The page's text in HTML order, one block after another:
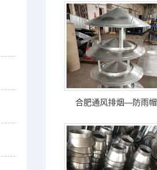
合肥通风排烟—防雨帽